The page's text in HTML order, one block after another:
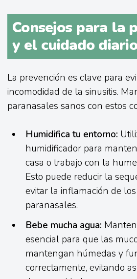
Consejos para la
y el cuidado diario
La prevención es clave para
incomodidad de la sinusitis.
paranasales sanos con estos
Humidifica tu entorno:
humidificador para
casa o trabajo con la
Esto puede reducir la
evitar la inflamación de
paranasales.
Bebe mucha agua:
esencial para que las
mantengan húmedas y
correctamente, evitando